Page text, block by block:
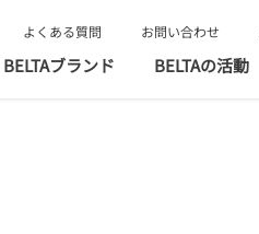
お問い合わせ
よくある質問
BELTAブランド BELTAの活動